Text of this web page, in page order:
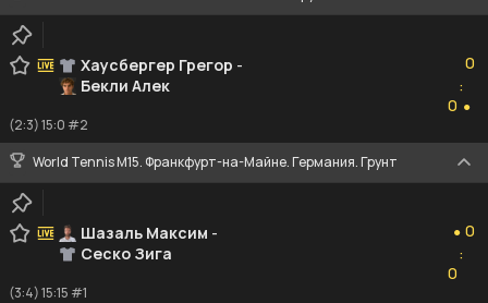
Хаусбергер Грегор -
Бекли Алек
0
:
0 ●
(2:3) 15:0 #2
World Tennis M15. Франкфурт-на-Майне. Германия. Грунт
Шазаль Максим -
Сеско Зига
● 0
:
0
(3:4) 15:15 #1